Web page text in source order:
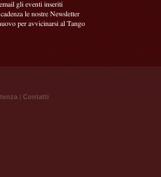
gli eventi inseriti
le nostre Newsletter
per avvicinarsi al Tango
| Contatti